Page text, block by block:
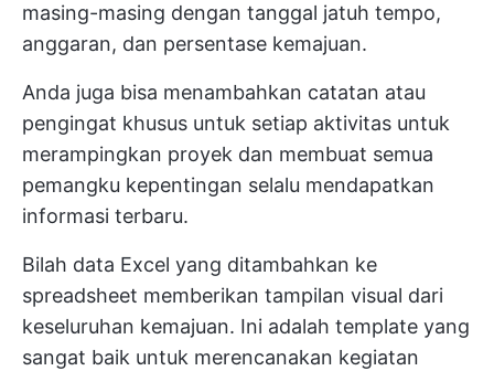
masing-masing dengan tanggal jatuh tempo,
anggaran, dan persentase kemajuan.
Anda juga bisa menambahkan catatan atau
pengingat khusus untuk setiap aktivitas untuk
merampingkan proyek dan membuat semua
pemangku kepentingan selalu mendapatkan
informasi terbaru.
Bilah data Excel yang ditambahkan ke
spreadsheet memberikan tampilan visual dari
keseluruhan kemajuan. Ini adalah template yang
sangat baik untuk merencanakan kegiatan